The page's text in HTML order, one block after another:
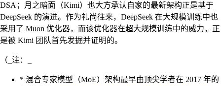
DSA；月之暗面（Kimi）也大方承认自家的最新架构正是基于
DeepSeek 的演进。作为礼尚往来，DeepSeek 在大规模训练中也
采用了 Muon 优化器，而该优化器在超大规模训练中的威力，正
是被 Kimi 团队首先发掘并证明的。
（_注：_
* 混合专家模型（MoE）架构最早由顶尖学者在 2017 年的